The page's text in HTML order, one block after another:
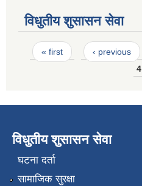
विधुतीय शुसासन सेवा
Pages
« first ‹ previous
4
विधुतीय शुसासन सेवा
घटना दर्ता
सामाजिक सुरक्षा